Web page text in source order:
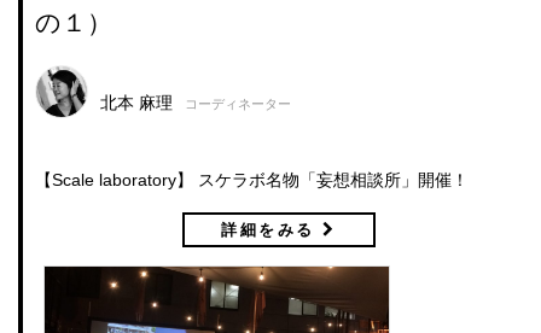
の１）
北本 麻理 コーディネーター
【Scale laboratory】 スケラボ名物「妄想相談所」開催！
詳細をみる